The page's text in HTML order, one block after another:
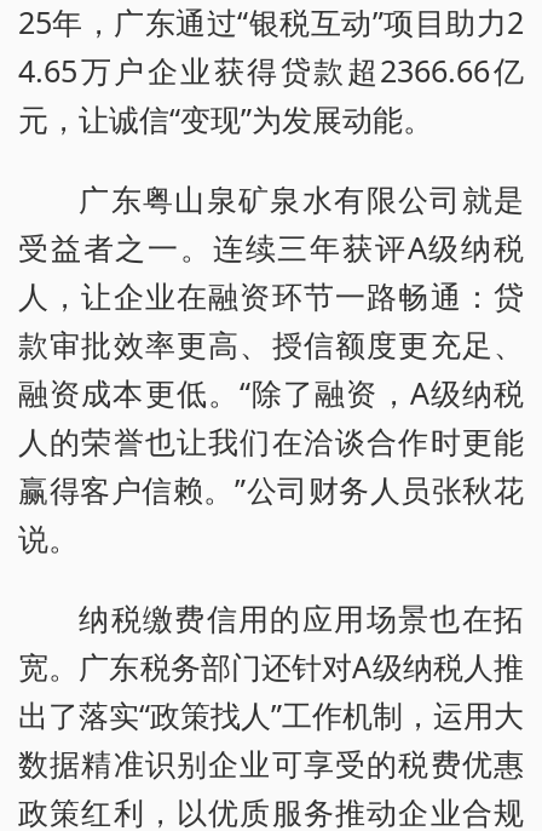
25年，广东通过“银税互动”项目助力2
4.65万户企业获得贷款超2366.66亿
元，让诚信“变现”为发展动能。
广东粤山泉矿泉水有限公司就是
受益者之一。连续三年获评A级纳税
人，让企业在融资环节一路畅通：贷
款审批效率更高、授信额度更充足、
融资成本更低。“除了融资，A级纳税
人的荣誉也让我们在洽谈合作时更能
赢得客户信赖。”公司财务人员张秋花
说。
纳税缴费信用的应用场景也在拓
宽。广东税务部门还针对A级纳税人推
出了落实“政策找人”工作机制，运用大
数据精准识别企业可享受的税费优惠
政策红利，以优质服务推动企业合规